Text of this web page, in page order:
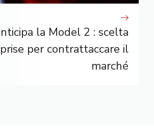
la Model 2 : scelta
per contrattaccare il
marché